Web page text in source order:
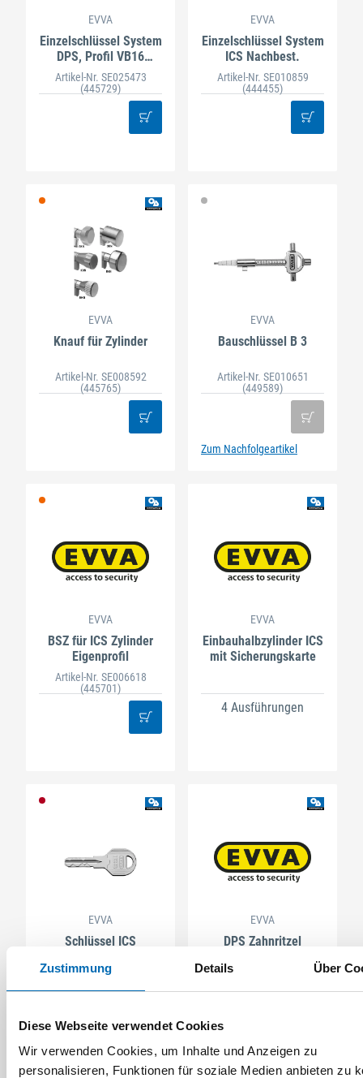
Zustimmung Details Über
Diese Webseite verwendet Cookies
Wir verwenden Cookies, um Inhalte und Anzeigen zu
personalisieren, Funktionen für soziale Medien anbieten zu
EVVA
Einzelschlüssel System
DPS, Profil VB16
Nachbest.
Artikel-Nr. SE025473
(445729)
EVVA
Einzelschlüssel System
ICS Nachbest.
Artikel-Nr. SE010859
(444455)
EVVA
Knauf für Zylinder
Artikel-Nr. SE008592
(445765)
EVVA
Bauschlüssel B 3
Artikel-Nr. SE010651
(449589)
Zum Nachfolgeartikel
EVVA
BSZ für ICS Zylinder
Eigenprofil
Artikel-Nr. SE006618
(445701)
EVVA
Einbauhalbzylinder ICS
mit Sicherungskarte
4 Ausführungen
EVVA
Schlüssel ICS
Artikel-Nr. SE010858
(444454)
EVVA
DPS Zahnritzel